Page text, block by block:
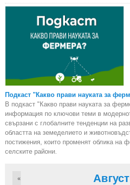
Подкаст "Какво прави науката за
В подкаст "Какво прави науката за
информация по ключови теми в
свързани с глобалните тенденции на
областта на земеделието и
постижения, които променят облика на
селските райони.
Август
«